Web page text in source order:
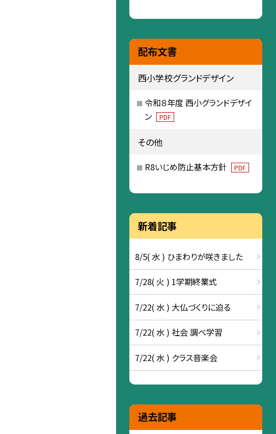
配布文書
西小学校グランドデザイン
令和８年度 西小グランドデザイ
ン
PDF
その他
R8いじめ防止基本方針 PDF
新着記事
8/5( 水 ) ひまわりが咲きました
7/28( 火 ) 1学期終業式
7/22( 水 ) 大仏づくりに迫る
7/22( 水 ) 社会 調べ学習
7/22( 水 ) クラス音楽会
過去記事